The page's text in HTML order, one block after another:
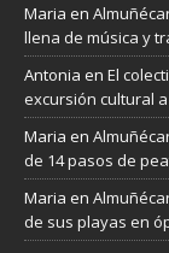
Maria en
llena de música y
Antonia en El
excursión cultural
Maria en
de 14 pasos de
Maria en
de sus playas en